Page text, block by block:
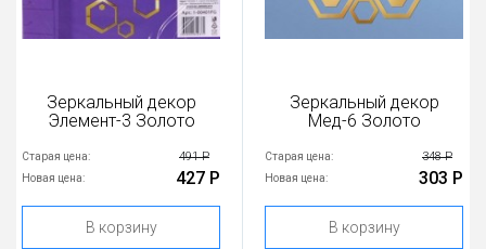
Зеркальный декор
Элемент-3 Золото
Старая цена: 491 Р
Новая цена: 427 Р
В корзину
Зеркальный декор
Мед-6 Золото
Старая цена: 348 Р
Новая цена: 303 Р
В корзину